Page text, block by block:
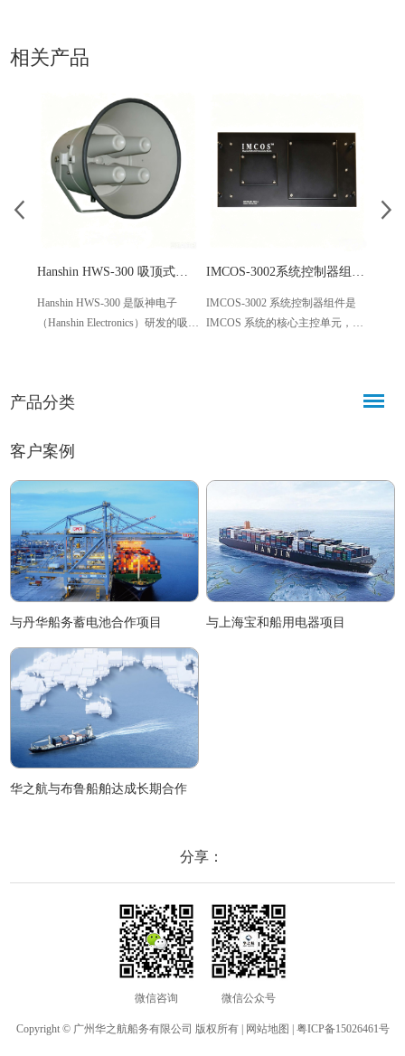
相关产品
Hanshin HWS-300 吸顶式船舱通道扬声器 船用广播专用
Hanshin HWS-300 是阪神电子
（Hanshin Electronics）研发的吸顶
备大功率、防水防雾、耐腐蚀等
急通知等功能。
IMCOS-3002系统控制器组件 工业级主备冗余主控单元
IMCOS-3002 系统控制器组件是
IMCOS 系统的核心主控单元，集
商用
产品分类
客户案例
与丹华船务蓄电池合作项目 与上海宝和船用电器项目
华之航与布鲁船舶达成长期合作
分享：
微信咨询 微信公众号
Copyright © 广州华之航船务有限公司 版权所有 | 网站地图 粤ICP备15026461号